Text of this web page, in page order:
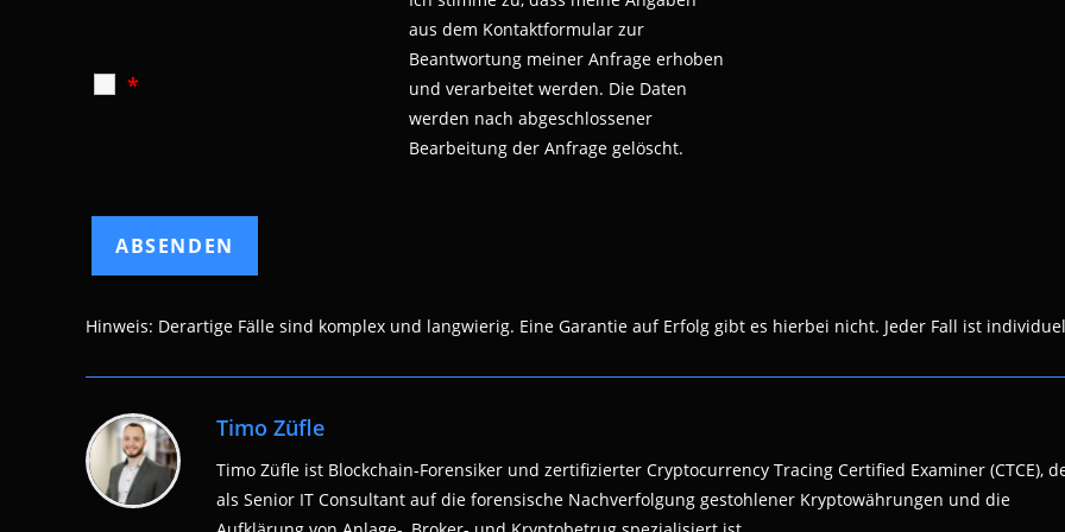
*
aus dem Kontaktformular zur
Beantwortung meiner Anfrage erhoben
und verarbeitet werden. Die Daten
werden nach abgeschlossener
Bearbeitung der Anfrage gelöscht.
Hinweis: Derartige Fälle sind komplex und langwierig. Eine Garantie auf Erfolg gibt es hierbei nicht. Jeder Fall ist
Timo Züfle
Timo Züfle ist Blockchain-Forensiker und zertifizierter Cryptocurrency Tracing Certified Examiner (CTCE),
als Senior IT Consultant auf die forensische Nachverfolgung gestohlener Kryptowährungen und die